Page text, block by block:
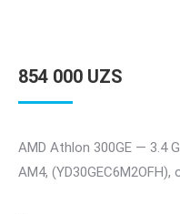
854 000 UZS
AMD Athlon 300GE — 3.4
AM4, (YD30GEC6M2OFH),